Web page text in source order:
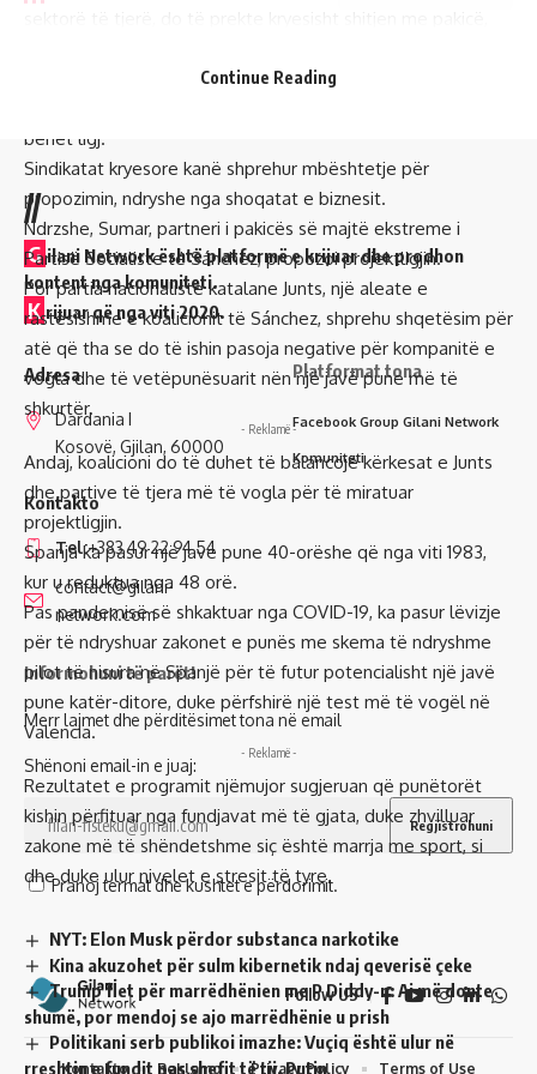
Qeveria e kryeministrit Pedro Sánchez nuk ka një shumicë të
bëhet ligj.
Sindikatat kryesore kanë shprehur mbështetje për
propozimin, ndryshe nga shoqatat e biznesit.
Ndrzshe, Sumar, partneri i pakicës së majtë ekstreme i
Partisë Socialiste të Sánchez, propozoi projektligjin.
Por partia nacionaliste katalane Junts, një aleate e
rastësishme e koalicionit të Sánchez, shprehu shqetësim për
atë që tha se do të ishin pasoja negative për kompanitë e
vogla dhe të vetëpunësuarit nën një javë pune më të
shkurtër.
- Reklamë -
Andaj, koalicioni do të duhet të balancojë kërkesat e Junts
dhe partive të tjera më të vogla për të miratuar
projektligjin.
Spanja ka pasur një javë pune 40-orëshe që nga viti 1983,
kur u reduktua nga 48 orë.
Pas pandemisë së shkaktuar nga COVID-19, ka pasur lëvizje
për të ndryshuar zakonet e punës me skema të ndryshme
pilot të nisura në Spanjë për të futur potencialisht një javë
pune katër-ditore, duke përfshirë një test më të vogël në
Valencia.
- Reklamë -
Rezultatet e programit njëmujor sugjeruan që punëtorët
kishin përfituar nga fundjavat më të gjata, duke zhvilluar
zakone më të shëndetshme siç është marrja me sport, si
dhe duke ulur nivelet e stresit të tyre.
​NYT: Elon Musk përdor substanca narkotike
Kina akuzohet për sulm kibernetik ndaj qeverisë çeke
Trump flet për marrëdhënien me P Diddy-n: Ai më donte
shumë, por mendoj se ajo marrëdhënie u prish
Politikani serb publikoi imazhe: Vuçiq është ulur në
rreshtin e fundit pas shefit të tij, Putin
Continue Reading
//
G ilani Network është platformë e krijuar dhe prodhon
kontent nga komuniteti.
K rijuar që nga viti 2020.
Adresa
Dardania I
Kosovë, Gjilan, 60000
Kontakto
Tel:+383 49 22 94 54
contact@gilani-
network.com
Platformat tona
Facebook Group Gilani Network
Komuniteti
Informohuni të parët!
Merr lajmet dhe përditësimet tona në email
Shënoni email-in e juaj:
Pranoj termat dhe kushtet e përdorimit.
Follow US
Kontakto Reklamo Privacy Policy Terms of Use